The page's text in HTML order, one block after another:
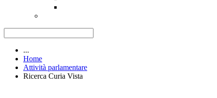
...
Home
Attività parlamentare
Ricerca Curia Vista